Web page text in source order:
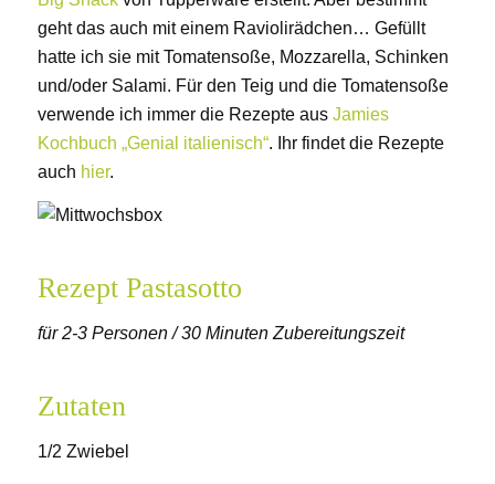
geht das auch mit einem Raviolirädchen… Gefüllt
hatte ich sie mit Tomatensoße, Mozzarella, Schinken
und/oder Salami. Für den Teig und die Tomatensoße
verwende ich immer die Rezepte aus Jamies
Kochbuch „Genial italienisch“. Ihr findet die Rezepte
auch hier.
Rezept Pastasotto
für 2-3 Personen / 30 Minuten Zubereitungszeit
Zutaten
1/2 Zwiebel